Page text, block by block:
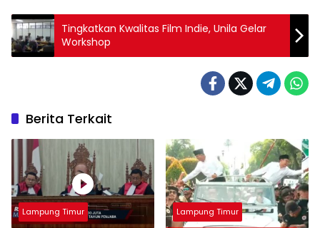
Tingkatkan Kwalitas Film Indie, Unila Gelar
Workshop
Berita Terkait
Lampung Timur Lampung Timur